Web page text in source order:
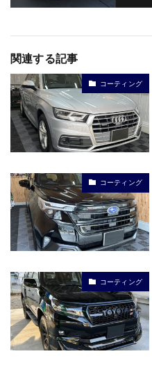
関連する記事
コーティング
コーティング
コーティング